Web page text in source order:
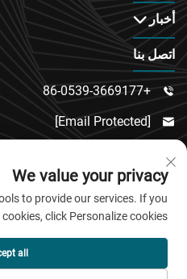
أخبار
اتصل بنا

+86-0539-3669177

[email Protected]

مقاطعة لينكو، مدينة
حقوق النشر ©
المحدودة. جميع
We value your privacy
to provide our services. If you
click Personalize cookies.
all